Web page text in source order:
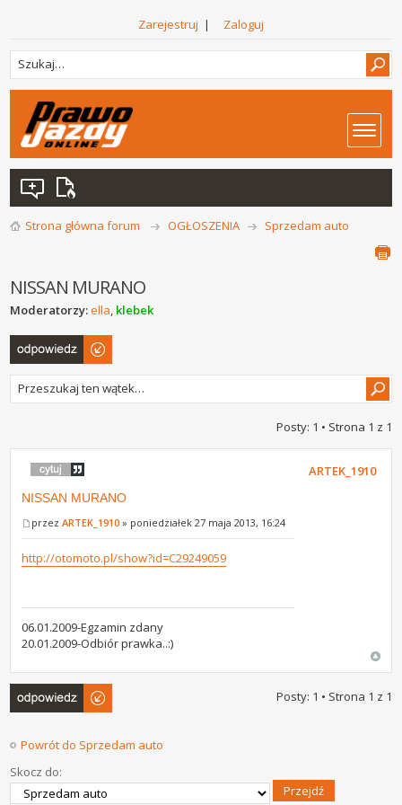
Zarejestruj | Zaloguj
Strona główna forum OGŁOSZENIA Sprzedam auto
NISSAN MURANO
Moderatorzy:ella, klebek
Odpowiedz
Posty: 1 • Strona 1 z 1
NISSAN MURANO
przezARTEK_1910 » poniedziałek 27 maja 2013, 16:24
http://otomoto.pl/show?id=C29249059
06.01.2009-Egzamin zdany
20.01.2009-Odbiór prawka..:)
ARTEK_1910
Odpowiedz
Posty: 1 • Strona 1 z 1
Powrót do Sprzedam auto
Skocz do: